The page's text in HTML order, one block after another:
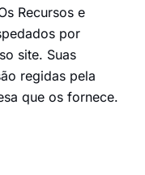
Recursos e
por
site. Suas
regidas pela
que os fornece.